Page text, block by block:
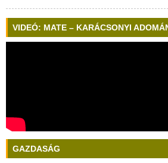
VIDEÓ: MATE – KARÁCSONYI
GAZDASÁG